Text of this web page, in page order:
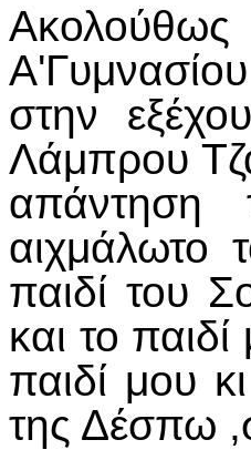
στην
Λάμπρου
αιχμάλωτο
παιδί του
και το
παιδί μου
της Δέσπω